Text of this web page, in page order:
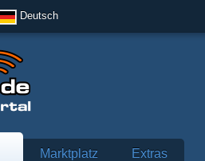
Deutsch
Marktplatz Extras